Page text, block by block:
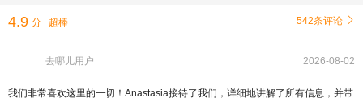
4.9 分 超棒 542条评论 
去哪儿用户 2026-08-02
我们非常喜欢这里的一切！Anastasia接待了我们，详细地讲解了所有信息，并带